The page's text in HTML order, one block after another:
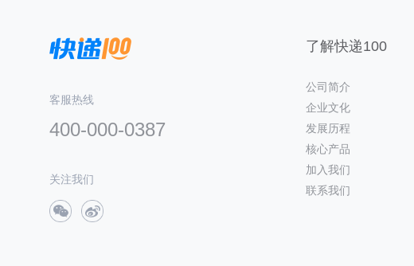
客服热线
400-000-0387
关注我们
了解快递100
公司简介
企业文化
发展历程
核心产品
加入我们
联系我们